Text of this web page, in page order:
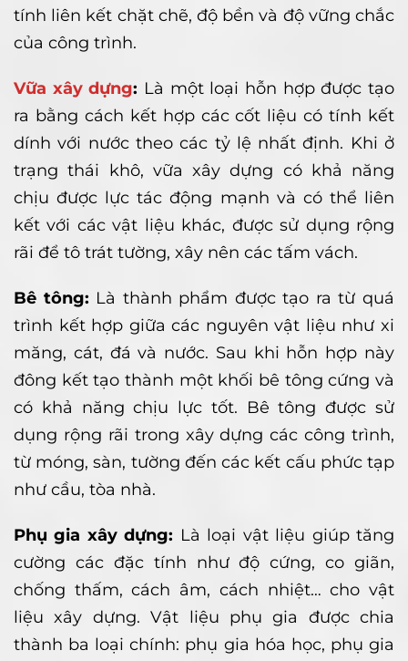
tính liên kết chặt chẽ, độ bền và độ vững chắc
của công trình.
Vữa xây dựng: Là một loại hỗn hợp được tạo
ra bằng cách kết hợp các cốt liệu có tính kết
dính với nước theo các tỷ lệ nhất định. Khi ở
trạng thái khô, vữa xây dựng có khả năng
chịu được lực tác động mạnh và có thể liên
kết với các vật liệu khác, được sử dụng rộng
rãi để tô trát tường, xây nên các tấm vách.
Bê tông: Là thành phẩm được tạo ra từ quá
trình kết hợp giữa các nguyên vật liệu như xi
măng, cát, đá và nước. Sau khi hỗn hợp này
đông kết tạo thành một khối bê tông cứng và
có khả năng chịu lực tốt. Bê tông được sử
dụng rộng rãi trong xây dựng các công trình,
từ móng, sàn, tường đến các kết cấu phức tạp
như cầu, tòa nhà.
Phụ gia xây dựng: Là loại vật liệu giúp tăng
cường các đặc tính như độ cứng, co giãn,
chống thấm, cách âm, cách nhiệt… cho vật
liệu xây dựng. Vật liệu phụ gia được chia
thành ba loại chính: phụ gia hóa học, phụ gia